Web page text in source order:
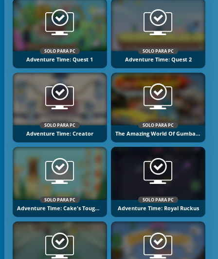
SOLO PARA PC
Adventure Time: Quest 1
SOLO PARA PC
Adventure Time: Quest 2
SOLO PARA PC
Adventure Time: Creator
SOLO PARA PC
The Amazing World Of Gumball: Wheels Of Rage
SOLO PARA PC
Adventure Time: Cake's Tough Break 2
SOLO PARA PC
Adventure Time: Royal Ruckus